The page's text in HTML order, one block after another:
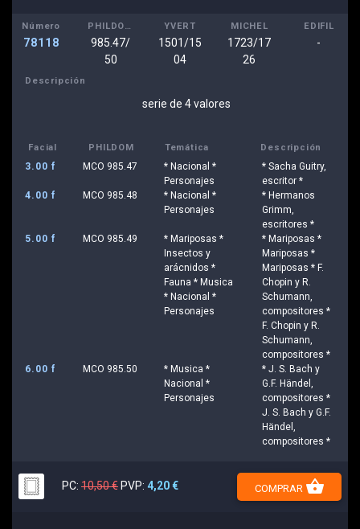
Número
78118
PHILDOM
985.47/
50
YVERT
1501/15
04
MICHEL
1723/17
26
EDIFIL
-
Descripción
serie de 4 valores
Facial PHILDOM Temática Descripción
3.00 f MCO 985.47
* Nacional *
Personajes
* Sacha Guitry,
escritor *
4.00 f
MCO 985.48
* Nacional *
Personajes
* Hermanos
Grimm,
escritores *
5.00 f
MCO 985.49
* Mariposas *
Insectos y
arácnidos *
Fauna * Musica
* Nacional *
Personajes
* Mariposas *
Mariposas *
Mariposas * F.
Chopin y R.
Schumann,
compositores *
F. Chopin y R.
Schumann,
compositores *
6.00 f
MCO 985.50
* Musica *
Nacional *
Personajes
* J. S. Bach y
G.F. Händel,
compositores *
J. S. Bach y G.F.
Händel,
compositores *
PC: 10,50 € PVP: 4,20 € COMPRAR shopping_basket